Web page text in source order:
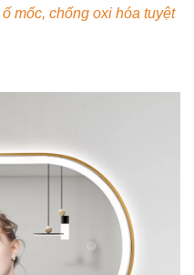
mốc, chống oxi hóa tuyệt